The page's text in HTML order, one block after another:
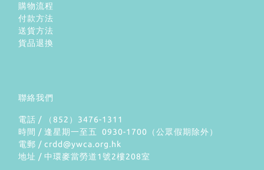
購物流程
付款方法
送貨方法
貨品退換
聯絡我們
電話 / （852）3476-1311
時間 / 逢星期一至五 0930-1700（公眾假期除外）
電郵 / crdd@ywca.org.hk
地址 / 中環麥當勞道1號2樓208室